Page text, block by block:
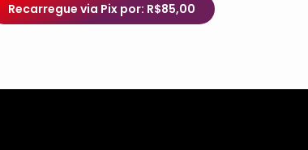
Recarregue via Pix por: R$85,00